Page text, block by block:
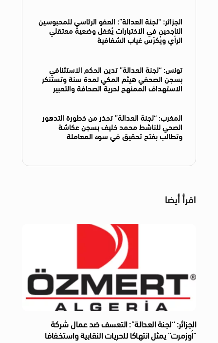
الجزائر: “لجنة العدالة”: العفو الرئاسي للمحبوسين
الناجحين في الاختبارات يُغفل وضعية معتقلي
الرأي ويُكرّس غياب الشفافية
تونس: “لجنة العدالة” تدين الحكم الاستئنافي
بسجن الصحفي هيثم المكي لمدة سنة وتستنكر
الاستهداف الممنهج لحرية الصحافة والتعبير
المغرب: “لجنة العدالة” تحذر من خطورة التدهور
الصحي للناشط محمد خليف بسجن عكاشة
وتطالب بفتح تحقيق في سوء المعاملة
اقرأ أيضا
الجزائر: “لجنة العدالة”: التعسف ضد عمال شركة
“أوزمرت” يمثل انتهاكاً للحريات النقابية واستخفافاً